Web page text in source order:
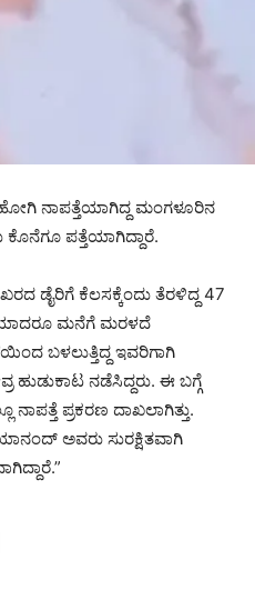
ನಾಪತ್ತೆಯಾಗಿದ್ದ ಮಂಗಳೂರಿನ
ಪತ್ತೆಯಾಗಿದ್ದಾರೆ.
ಡೈರಿಗೆ ಕೆಲಸಕ್ಕೆಂದು ತೆರಳಿದ್ದ 47
ಮನೆಗೆ ಮರಳದೆ
ಬಳಲುತ್ತಿದ್ದ ಇವರಿಗಾಗಿ
ಹುಡುಕಾಟ ನಡೆಸಿದ್ದರು. ಈ ಬಗ್ಗೆ
ಪ್ರಕರಣ ದಾಖಲಾಗಿತ್ತು.
ಅವರು ಸುರಕ್ಷಿತವಾಗಿ